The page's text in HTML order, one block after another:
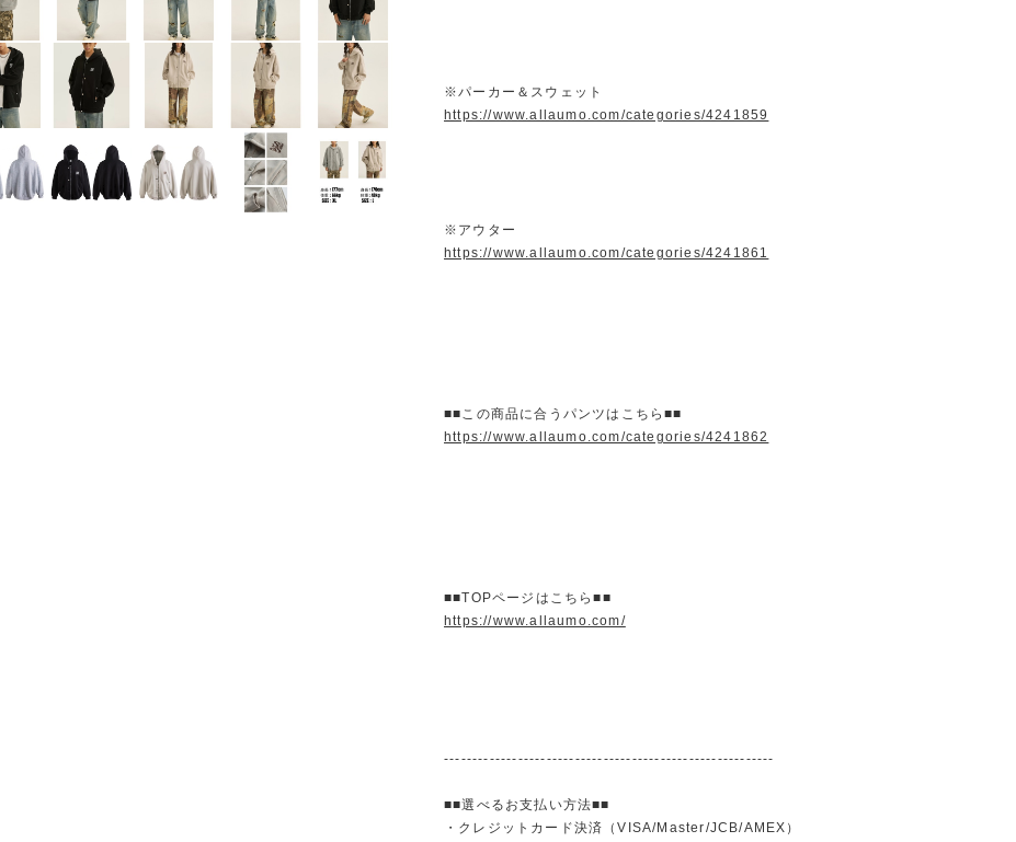
※パーカー＆スウェット
https://www.allaumo.com/categories/4241859
※アウター
https://www.allaumo.com/categories/4241861
■■この商品に合うパンツはこちら■■
https://www.allaumo.com/categories/4241862
■■TOPページはこちら■■
https://www.allaumo.com/
----------------------------------------------------------
■■選べるお支払い方法■■
・クレジットカード決済（VISA/Master/JCB/AMEX）